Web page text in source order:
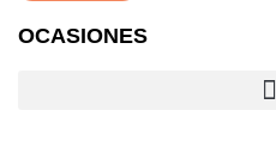
OCASIONES